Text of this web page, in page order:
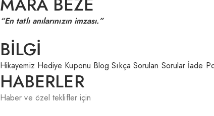
“En tatlı anılarınızın imzası.”
BİLGİ
Hikayemiz Hediye Kuponu Blog Sıkça Sorulan Sorular İade
HABERLER
Haber ve özel teklifler için